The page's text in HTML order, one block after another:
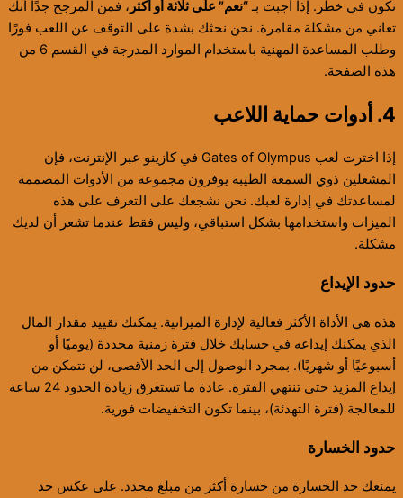
تكون في خطر. إذا أجبت بـ“نعم” على ثلاثة أو أكثر ، فمن المرجح جدًا أنك
تعاني من مشكلة مقامرة. نحن نحثك بشدة على التوقف عن اللعب فورًا
وطلب المساعدة المهنية باستخدام الموارد المدرجة في القسم 6 من
هذه الصفحة.
4. أدوات حماية اللاعب
إذا اخترت لعب Gates of Olympus في كازينو عبر الإنترنت، فإن
المشغلين ذوي السمعة الطيبة يوفرون مجموعة من الأدوات المصممة
لمساعدتك في إدارة لعبك. نحن نشجعك على التعرف على هذه
الميزات واستخدامها بشكل استباقي، وليس فقط عندما تشعر أن لديك
مشكلة.
حدود الإيداع
هذه هي الأداة الأكثر فعالية لإدارة الميزانية. يمكنك تقييد مقدار المال
الذي يمكنك إيداعه في حسابك خلال فترة زمنية محددة (يوميًا أو
أسبوعيًا أو شهريًا). بمجرد الوصول إلى الحد الأقصى، لن تتمكن من
إيداع المزيد حتى تنتهي الفترة. عادة ما تستغرق زيادة الحدود 24 ساعة
للمعالجة (فترة التهدئة)، بينما تكون التخفيضات فورية.
حدود الخسارة
يمنعك حد الخسارة من خسارة أكثر من مبلغ محدد. على عكس حد